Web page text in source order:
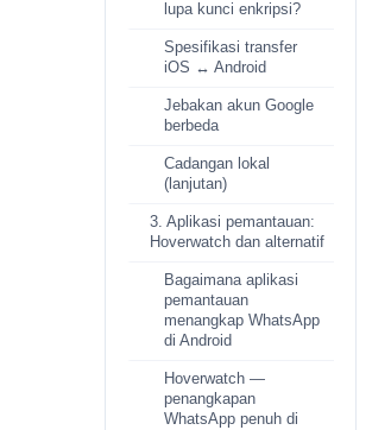
lupa kunci enkripsi?
Spesifikasi transfer
iOS ↔ Android
Jebakan akun Google
berbeda
Cadangan lokal
(lanjutan)
3. Aplikasi pemantauan:
Hoverwatch dan alternatif
Bagaimana aplikasi
pemantauan
menangkap WhatsApp
di Android
Hoverwatch —
penangkapan
WhatsApp penuh di